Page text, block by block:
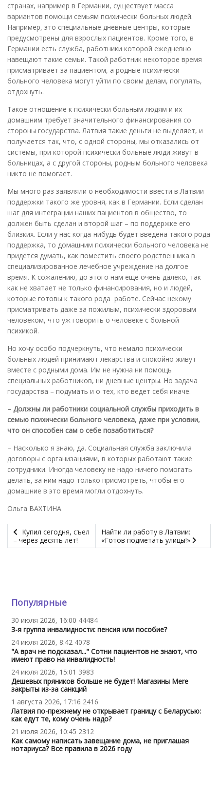
странах, например в Германии, существует масса
вариантов помощи семьям психически больных людей.
Например, это специальные дневные центры, которые
предусмотрены для взрослых пациентов. Кроме того, в
Германии есть служба, работники которой ежедневно
навещают такие семьи. Такой работник некоторое время
присматривает за пациентом, а родные психически
больного человека могут уйти по своим делам, погулять,
отдохнуть.
Такое отношение к психически больным людям и их
домашним требует значительного финансирования со
стороны государства. Латвия такие деньги не выделяет, и
получается так, что, с одной стороны, мы отказались от
системы, при которой психически больные люди живут в
больницах, а с другой стороны, родным больного человека
никто не помогает.
Мы много раз заявляли о необходимости ввести в Латвии
поддержки такого же уровня, как в Германии. Если сделан
шаг для интеграции наших пациентов в общество, то
должен быть сделан и второй шаг – по поддержке его
близких. Если у нас когда-нибудь будет введена такого рода
поддержка, то домашним психически больного человека не
придется думать, как поместить своего родственника в
специализированное лечебное учреждение на долгое
время. К сожалению, до этого нам еще очень далеко, так
как не хватает не только финансирования, но и людей,
которые готовы к такого рода работе. Сейчас некому
присматривать даже за пожилым, психически здоровым
человеком, что уж говорить о человеке с больной
психикой.
Но хочу особо подчеркнуть, что немало психически
больных людей принимают лекарства и спокойно живут
вместе с родными дома. Им не нужна ни помощь
специальных работников, ни дневные центры. Но задача
государства – подумать и о тех, кто ведет себя иначе.
– Должны ли работники социальной службы приходить в
семью психически больного человека, даже при условии,
что он способен сам о себе позаботиться?
– Насколько я знаю, да. Социальная служба заключила
договоры с организациями, в которых работают такие
сотрудники. Иногда человеку не надо ничего помогать
делать, за ним надо только присмотреть, чтобы его
домашние в это время могли отдохнуть.
Ольга ВАХТИНА
Купил сегодня, съел
– через десять лет!
Найти ли работу в Латвии:
«Готов подметать улицы!»
Популярные
30 июля 2026, 16:00 44484
3-я группа инвалидности: пенсия или пособие?
24 июля 2026, 8:42 4078
"А врач не подсказал..." Сотни пациентов не знают, что
имеют право на инвалидность!
24 июля 2026, 15:01 3983
Дешевых пряников больше не будет! Магазины Mere
закрыты из-за санкций
1 августа 2026, 17:16 2416
Латвия по-прежнему не открывает границу с Беларусью:
как едут те, кому очень надо?
21 июля 2026, 10:45 2312
Как самому написать завещание дома, не приглашая
нотариуса? Все правила в 2026 году